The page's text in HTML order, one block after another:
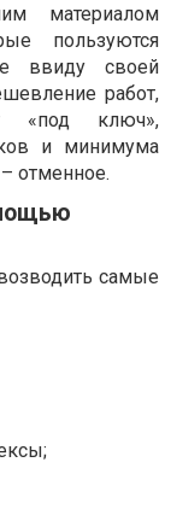
материалом
пользуются
ввиду своей
работ,
«под ключ»,
и минимума
отменное.
самые